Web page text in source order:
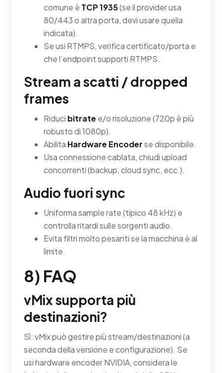
comune è TCP 1935(se il provider usa
80/443 o altra porta, devi usare quella
indicata).
Se usi RTMPS, verifica certificato/porta e
che l’endpoint supporti RTMPS.
Stream a scatti / dropped
frames
Riduci bitrate e/o risoluzione (720p è più
robusto di 1080p).
Abilita Hardware Encoderse disponibile.
Usa connessione cablata, chiudi upload
concorrenti (backup, cloud sync, ecc.).
Audio fuori sync
Uniforma sample rate (tipico 48 kHz) e
controlla ritardi sulle sorgenti audio.
Evita filtri molto pesanti se la macchina è al
limite.
8) FAQ
vMix supporta più
destinazioni?
Sì: vMix può gestire più stream/destinazioni (a
seconda della versione e configurazione). Se
usi hardware encoder NVIDIA, considera le